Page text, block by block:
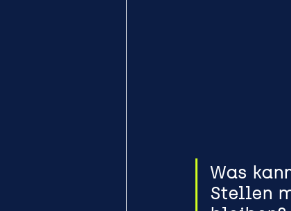
Was
Stellen